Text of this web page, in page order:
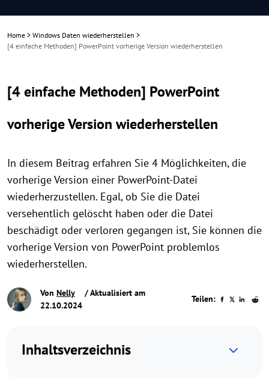
Home > Windows Daten wiederherstellen >
[4 einfache Methoden] PowerPoint vorherige Version wiederherstellen
[4 einfache Methoden] PowerPoint
vorherige Version wiederherstellen
In diesem Beitrag erfahren Sie 4 Möglichkeiten, die
vorherige Version einer PowerPoint-Datei
wiederherzustellen. Egal, ob Sie die Datei
versehentlich gelöscht haben oder die Datei
beschädigt oder verloren gegangen ist, Sie können die
vorherige Version von PowerPoint problemlos
wiederherstellen.
Von Nelly
/ Aktualisiert am
22.10.2024
Teilen:
Inhaltsverzeichnis